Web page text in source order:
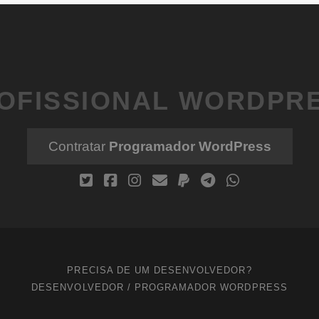
Contratar Programador WordPress
PRECISA DE UM DESENVOLVEDOR?
DESENVOLVEDOR / PROGRAMADOR WORDPRESS